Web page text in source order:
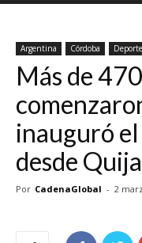
Argentina Córdoba
Más de
inauguró
desde
Por CadenaGlobal - 2